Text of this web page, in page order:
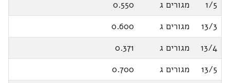
1/5
מגורים ג
0.550
13/3
מגורים ג
0.600
13/4
מגורים ג
0.371
13/5
מגורים ג
0.700